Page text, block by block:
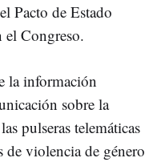
Pacto de Estado
el Congreso.
la información
sobre la
pulseras telemáticas
de violencia de género